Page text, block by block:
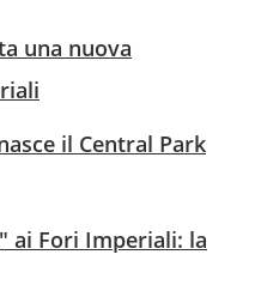
una nuova
il Central Park
ai Fori Imperiali: la